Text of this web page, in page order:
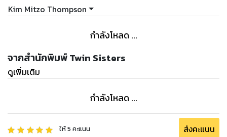
Kim Mitzo Thompson
กำลังโหลด ...
จากสำนักพิมพ์ Twin Sisters
ดูเพิ่มเติม
กำลังโหลด ...
ให้5 คะแนน ส่งคะแนน